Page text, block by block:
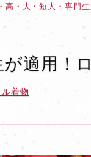
高・大・短大・専門
適用！
着物